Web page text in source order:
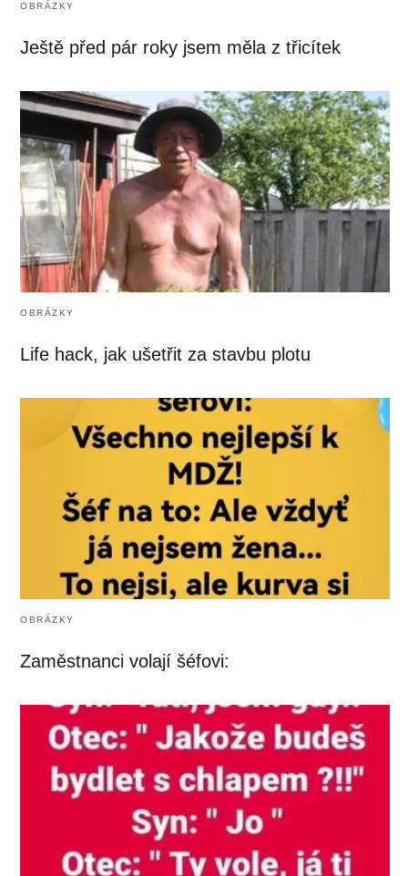
OBRÁZKY
Ještě před pár roky jsem měla z třicítek
OBRÁZKY
Life hack, jak ušetřit za stavbu plotu
OBRÁZKY
Zaměstnanci volají šéfovi: